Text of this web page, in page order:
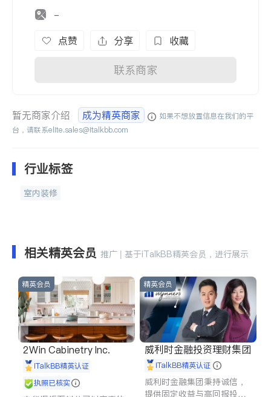
-
点赞 分享 收藏
联系商家
暂无商家介绍 成为精英商家
如果不想放置信息在我们的平
台，请联系elite.sales@italkbb.com
行业标签
室内装修
相关精英会员 推广 | 基于iTalkBB精英会员，进行展示
精英会员
2Win Cabinetry Inc.
iTalkBB精英认证
执照已核实
精英会员
威利时金融投资理财集团
iTalkBB精英认证
威利时金融集团秉持诚信，
提供固定收益与高回报投资